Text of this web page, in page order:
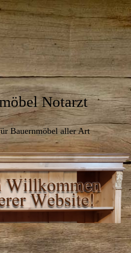
Notarzt
Bauernmöbel aller Art